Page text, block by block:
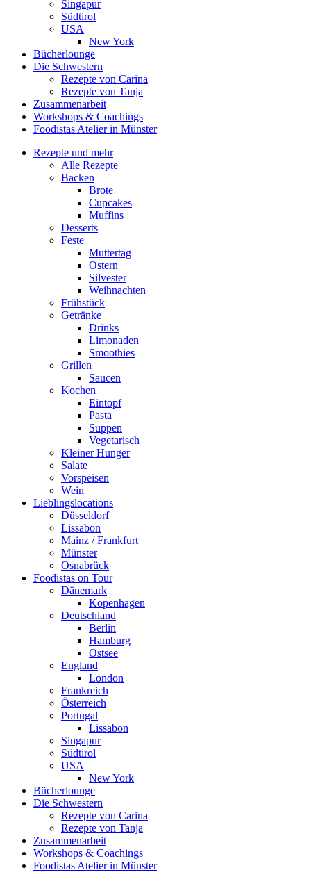
Singapur
Südtirol
USA
New York
Bücherlounge
Die Schwestern
Rezepte von Carina
Rezepte von Tanja
Zusammenarbeit
Workshops & Coachings
Foodistas Atelier in Münster
Rezepte und mehr
Alle Rezepte
Backen
Brote
Cupcakes
Muffins
Desserts
Feste
Muttertag
Ostern
Silvester
Weihnachten
Frühstück
Getränke
Drinks
Limonaden
Smoothies
Grillen
Saucen
Kochen
Eintopf
Pasta
Suppen
Vegetarisch
Kleiner Hunger
Salate
Vorspeisen
Wein
Lieblingslocations
Düsseldorf
Lissabon
Mainz / Frankfurt
Münster
Osnabrück
Foodistas on Tour
Dänemark
Kopenhagen
Deutschland
Berlin
Hamburg
Ostsee
England
London
Frankreich
Österreich
Portugal
Lissabon
Singapur
Südtirol
USA
New York
Bücherlounge
Die Schwestern
Rezepte von Carina
Rezepte von Tanja
Zusammenarbeit
Workshops & Coachings
Foodistas Atelier in Münster